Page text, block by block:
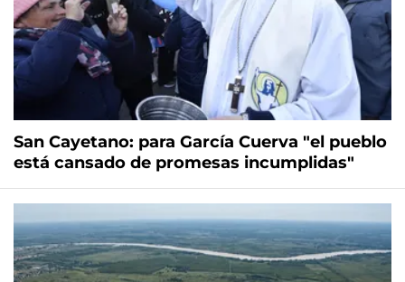
San Cayetano: para García Cuerva "el pueblo
está cansado de promesas incumplidas"